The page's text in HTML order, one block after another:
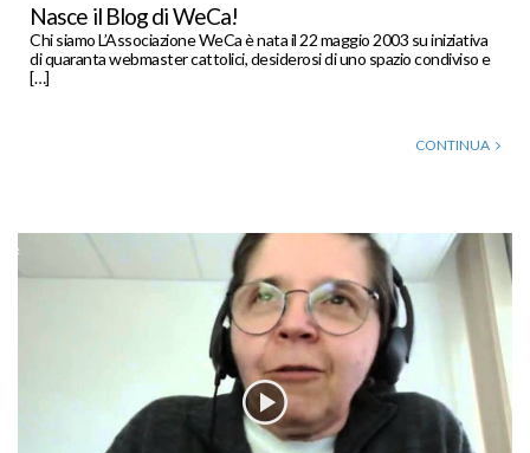
Nasce il Blog di WeCa!
Chi siamo L’Associazione WeCa è nata il 22 maggio 2003 su iniziativa
di quaranta webmaster cattolici, desiderosi di uno spazio condiviso e
[…]
CONTINUA